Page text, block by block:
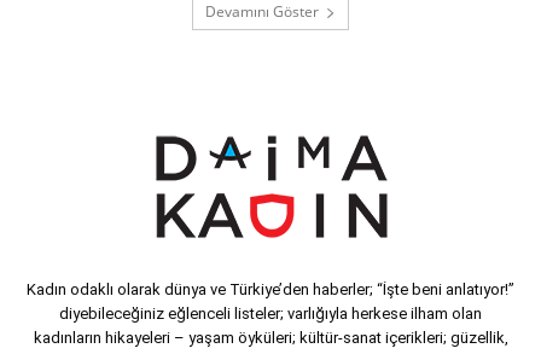
Devamını Göster
Kadın odaklı olarak dünya ve Türkiye’den haberler; “İşte beni anlatıyor!”
diyebileceğiniz eğlenceli listeler; varlığıyla herkese ilham olan
kadınların hikayeleri – yaşam öyküleri; kültür-sanat içerikleri; güzellik,